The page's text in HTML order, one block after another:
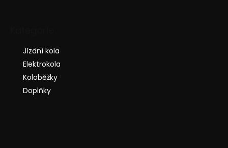
Jízdní kola
Elektrokola
Koloběžky
Doplňky